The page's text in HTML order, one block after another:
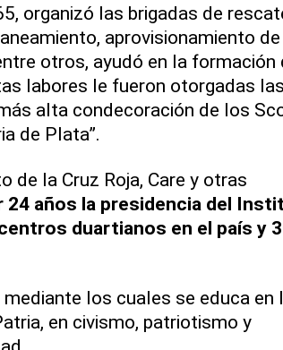
organizó las brigadas de
aprovisionamiento de
otros, ayudó en la formación
labores le fueron otorgadas las
alta condecoración de los
de Plata”.
de la Cruz Roja, Care y otras
24 años la presidencia del
duartianos en el país y
los cuales se educa en
en civismo, patriotismo y